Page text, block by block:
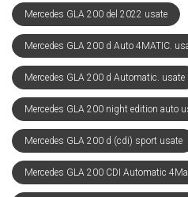
Mercedes GLA 200 del 2022 usate
Mercedes GLA 200 d Auto 4MATIC.
Mercedes GLA 200 d Automatic. usate
Mercedes GLA 200 night edition auto
Mercedes GLA 200 d (cdi) sport usate
Mercedes GLA 200 CDI Automatic